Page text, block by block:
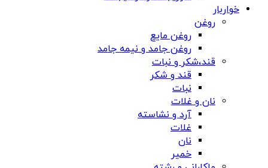
خواربار
روغن
روغن مایع
روغن جامد و نیمه جامد
قند،شکر و نبات
قند و شکر
نبات
نان و غلات
آرد و نشاسته
غلات
نان
خمیر